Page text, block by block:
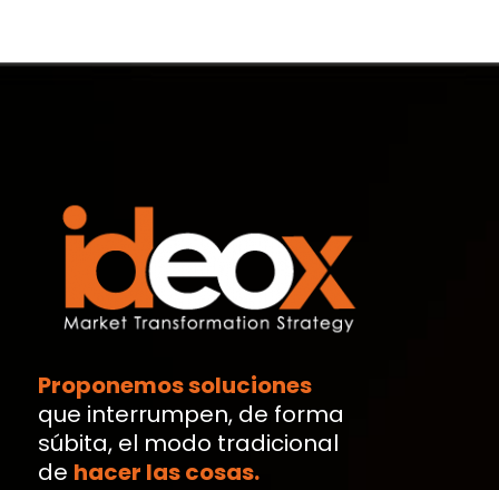
Proponemos soluciones
que interrumpen, de forma
súbita, el modo tradicional
de hacer las cosas.